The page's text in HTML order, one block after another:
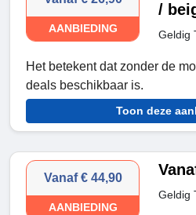
AANBIEDING
/
Geldig
Het betekent dat zonder de
deals beschikbaar is.
Toon deze
Vanaf € 44,90
AANBIEDING
Geldig